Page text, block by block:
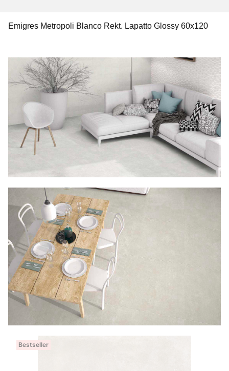
Emigres Metropoli Blanco Rekt. Lapatto Glossy 60x120
Bestseller